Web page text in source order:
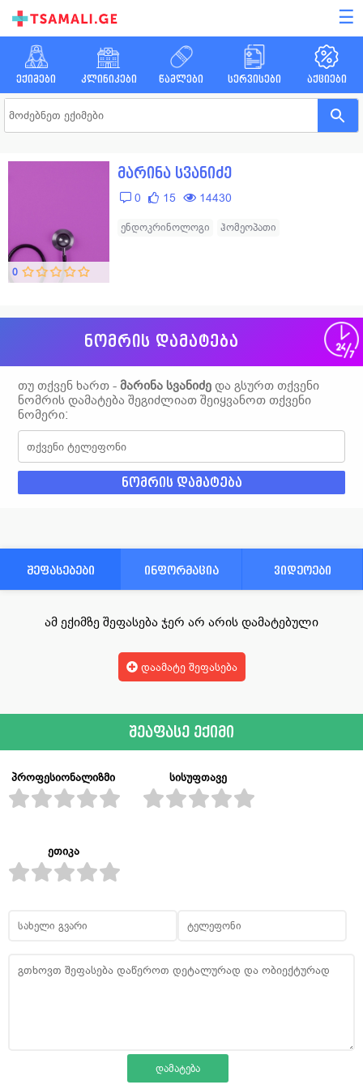
☰
ექიმები კლინიკები წამლები სერვისები აქციები
0
მარინა სვანიძე
0 15 14430
ენდოკრინოლოგი ჰომეოპათი
ნომრის დამატება
თუ თქვენ ხართ -მარინა სვანიძედა გსურთ თქვენი
ნომრის დამატება შეგიძლიათ შეიყვანოთ თქვენი
ნომერი:
შეფასებები ინფორმაცია ვიდეოები
ამ ექიმზე შეფასება ჯერ არ არის დამატებული
დაამატე შეფასება
შეაფასე ექიმი
პროფესიონალიზმი სისუფთავე
ეთიკა